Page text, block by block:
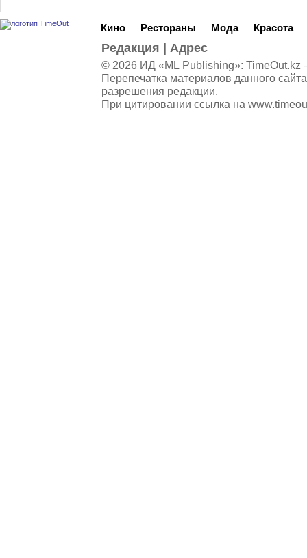
Кино Рестораны Мода Красота
Редакция Адрес
© 2026 ИД «ML Publishing»: TimeOut.kz
Перепечатка материалов данного
разрешения редакции.
При цитировании ссылка на